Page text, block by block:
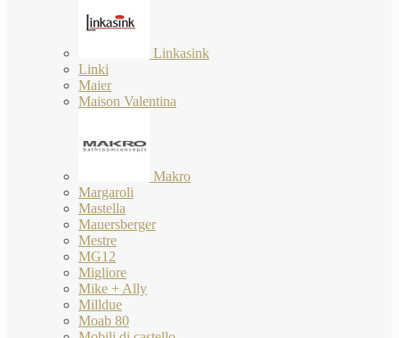
Linkasink
Linki
Maier
Maison Valentina
Makro
Margaroli
Mastella
Mauersberger
Mestre
MG12
Migliore
Mike + Ally
Milldue
Moab 80